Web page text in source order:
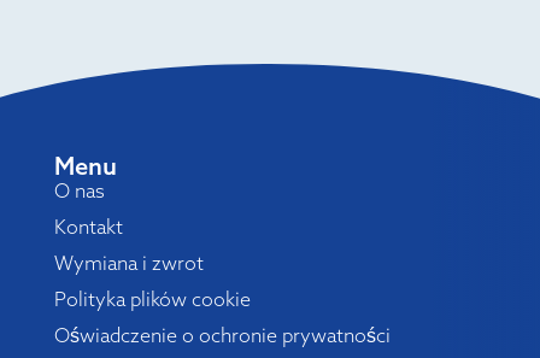
Menu
O nas
Kontakt
Wymiana i zwrot
Polityka plików cookie
Oświadczenie o ochronie prywatności